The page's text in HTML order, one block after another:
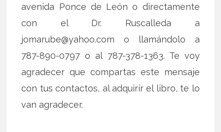
avenida Ponce de León o directamente
con el Dr. Ruscalleda a
jomarube@yahoo.com o llamándolo a
787-890-0797 o al 787-378-1363. Te voy
agradecer que compartas este mensaje
con tus contactos, al adquirir el libro, te lo
van agradecer.